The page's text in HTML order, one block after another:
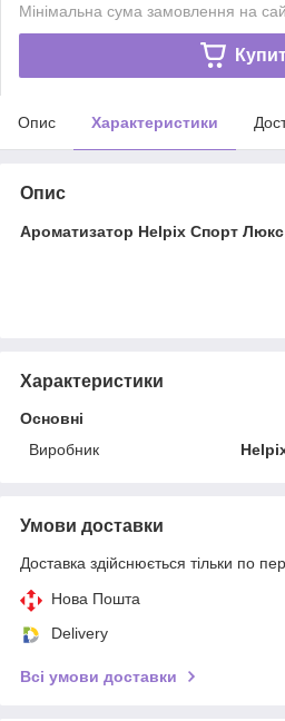
Мінімальна сума замовлення на
Опис Характеристики
Опис
Ароматизатор Helpix Спорт Люкс
Характеристики
Основні
Виробник
Умови доставки
Доставка здійснюється тільки по
Нова Пошта
Delivery
Всі умови доставки